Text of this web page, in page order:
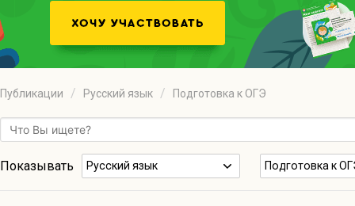
Публикации Русский язык Подготовка к ОГЭ
Показывать Русский язык Подготовка к